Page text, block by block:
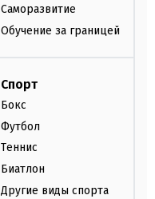
Саморазвитие
Обучение за границей
Спорт
Бокс
Футбол
Теннис
Биатлон
Другие виды спорта